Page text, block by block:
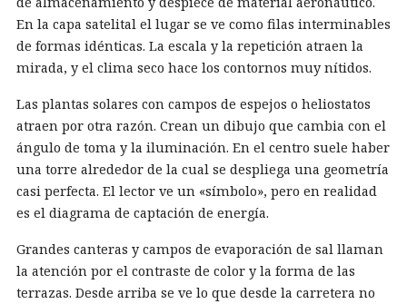
En la capa satelital el lugar se ve como filas interminables
de formas idénticas. La escala y la repetición atraen la
mirada, y el clima seco hace los contornos muy nítidos.
Las plantas solares con campos de espejos o heliostatos
atraen por otra razón. Crean un dibujo que cambia con el
ángulo de toma y la iluminación. En el centro suele haber
una torre alrededor de la cual se despliega una geometría
casi perfecta. El lector ve un «símbolo», pero en realidad
es el diagrama de captación de energía.
Grandes canteras y campos de evaporación de sal llaman
la atención por el contraste de color y la forma de las
terrazas. Desde arriba se ve lo que desde la carretera no